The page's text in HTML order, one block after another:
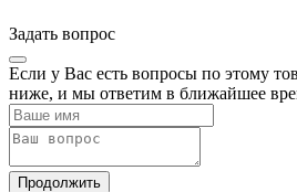
Задать вопрос
Если у Вас есть вопросы по этому
ниже, и мы ответим в ближайшее
Продолжить